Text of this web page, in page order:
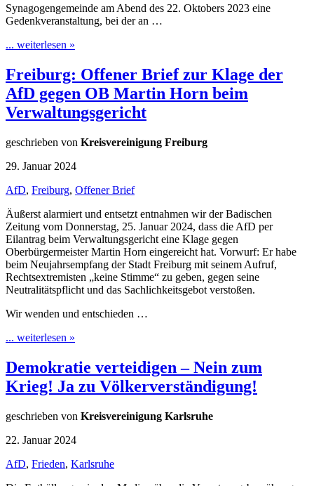
Synagogengemeinde am Abend des 22. Oktobers 2023 eine
Gedenkveranstaltung, bei der an …
... weiterlesen »
Freiburg: Offener Brief zur Klage der
AfD gegen OB Martin Horn beim
Verwaltungsgericht
geschrieben von Kreisvereinigung Freiburg
29. Januar 2024
AfD, Freiburg, Offener Brief
Äußerst alarmiert und entsetzt entnahmen wir der Badischen
Zeitung vom Donnerstag, 25. Januar 2024, dass die AfD per
Eilantrag beim Verwaltungsgericht eine Klage gegen
Oberbürgermeister Martin Horn eingereicht hat. Vorwurf: Er habe
beim Neujahrsempfang der Stadt Freiburg mit seinem Aufruf,
Rechtsextremisten „keine Stimme“ zu geben, gegen seine
Neutralitätspflicht und das Sachlichkeitsgebot verstoßen.
Wir wenden und entschieden …
... weiterlesen »
Demokratie verteidigen – Nein zum
Krieg! Ja zu Völkerverständigung!
geschrieben von Kreisvereinigung Karlsruhe
22. Januar 2024
AfD, Frieden, Karlsruhe